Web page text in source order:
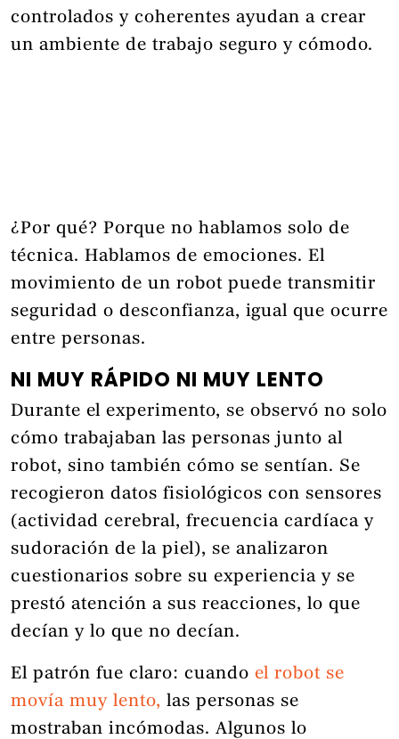
controlados y coherentes ayudan a crear
un ambiente de trabajo seguro y cómodo.
¿Por qué? Porque no hablamos solo de
técnica. Hablamos de emociones. El
movimiento de un robot puede transmitir
seguridad o desconfianza, igual que ocurre
entre personas.
NI MUY RÁPIDO NI MUY LENTO
Durante el experimento, se observó no solo
cómo trabajaban las personas junto al
robot, sino también cómo se sentían. Se
recogieron datos fisiológicos con sensores
(actividad cerebral, frecuencia cardíaca y
sudoración de la piel), se analizaron
cuestionarios sobre su experiencia y se
prestó atención a sus reacciones, lo que
decían y lo que no decían.
El patrón fue claro: cuando el robot se
movía muy lento, las personas se
mostraban incómodas. Algunos lo